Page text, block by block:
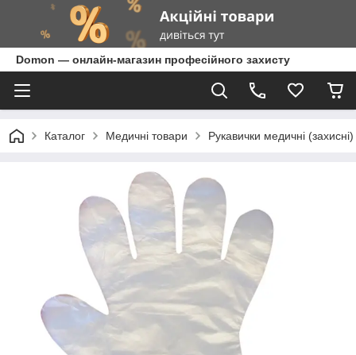
Domon — онлайн-магазин професійного захисту
Каталог Медичні товари Рукавички медичні (захисні)